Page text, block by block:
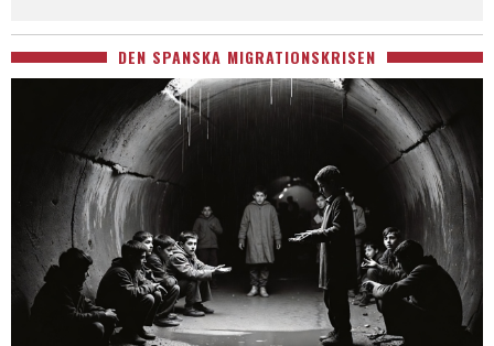
DEN SPANSKA MIGRATIONSKRISEN